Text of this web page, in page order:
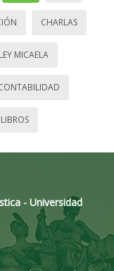
CHARLAS
LEY MICAELA
LIBROS
- Universidad